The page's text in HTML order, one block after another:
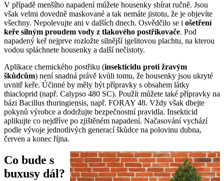
V případě menšího napadení můžete housenky sbírat ručně. Jsou
však velmi dovedně maskované a tak nemáte jistotu, že je objevíte
všechny. Nepolevujte ani v dalších dnech. Osvědčilo se i ošetření
keře silným proudem vody z tlakového postřikovače. Pod
napadený keř nejprve rozložte silnější igelitovou plachtu, na kterou
vodou spláchnete housenky a další nečistoty.
Aplikace chemického postřiku (insekticidu proti žravým
škůdcům) není snadná právě kvůli tomu, že housenky jsou ukryté
uvnitř keře. Účinné by měly být přípravky s obsahem látky
thiacloprid (např. Calypso 480 SC). Použít můžete také přípravky na
bázi Bacillus thuringiensis, např. FORAY 48. Vždy však dbejte
pokynů výrobce a dodržujte bezpečnostní pravidla. Insekticid
aplikujte co nejdříve po zjištěném napadení. Načasování vychází
podle vývoje jednotlivých generací škůdce na polovinu dubna,
červen a konec října.
Co bude s
buxusy dál?